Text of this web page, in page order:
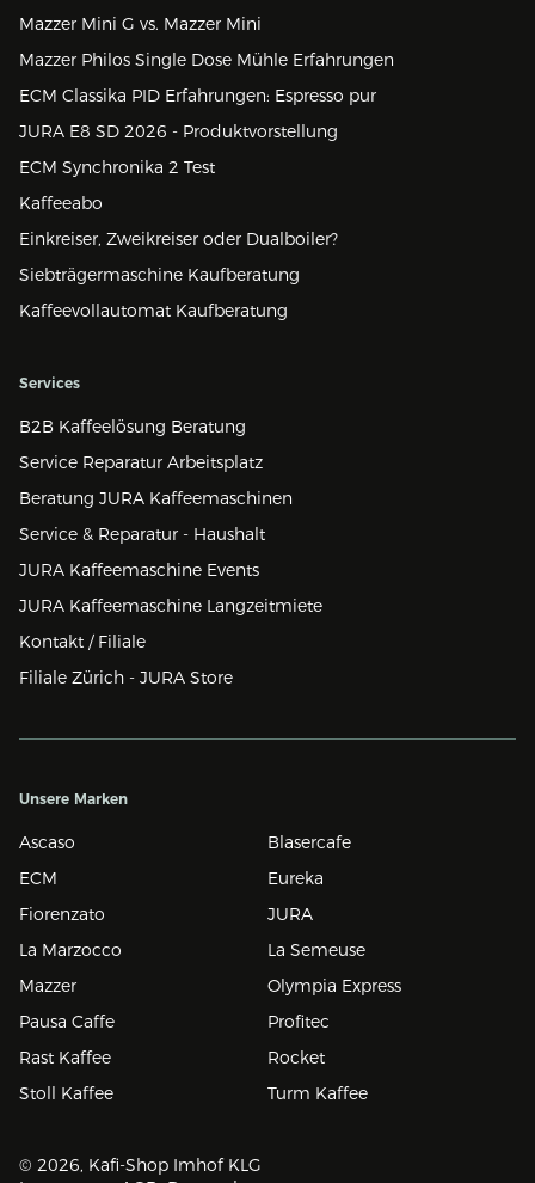
Mazzer Mini G vs. Mazzer Mini
Mazzer Philos Single Dose Mühle Erfahrungen
ECM Classika PID Erfahrungen: Espresso pur
JURA E8 SD 2026 - Produktvorstellung
ECM Synchronika 2 Test
Kaffeeabo
Einkreiser, Zweikreiser oder Dualboiler?
Siebträgermaschine Kaufberatung
Kaffeevollautomat Kaufberatung
Services
B2B Kaffeelösung Beratung
Service Reparatur Arbeitsplatz
Beratung JURA Kaffeemaschinen
Service & Reparatur - Haushalt
JURA Kaffeemaschine Events
JURA Kaffeemaschine Langzeitmiete
Kontakt / Filiale
Filiale Zürich - JURA Store
Unsere Marken
Ascaso
Blasercafe
ECM
Eureka
Fiorenzato
JURA
La Marzocco
La Semeuse
Mazzer
Olympia Express
Pausa Caffe
Profitec
Rast Kaffee
Rocket
Stoll Kaffee
Turm Kaffee
© 2026, Kafi-Shop Imhof KLG